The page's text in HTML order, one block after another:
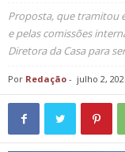
Proposta, que tramitou
e pelas comissões
Diretora da Casa para
Por Redação - julho 2,